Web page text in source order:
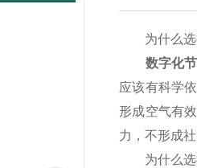
为什么选
数字化
应该有科学
形成空气有
力，不形成
为什么选